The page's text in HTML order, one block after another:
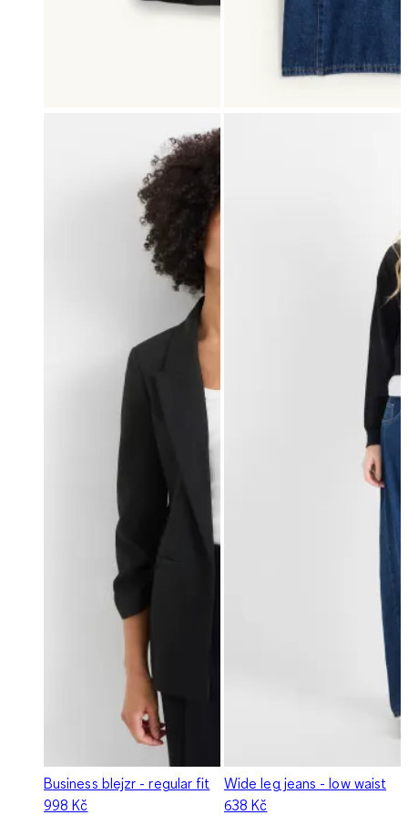
Business blejzr - regular fit
998 Kč
Wide leg jeans - low waist
638 Kč